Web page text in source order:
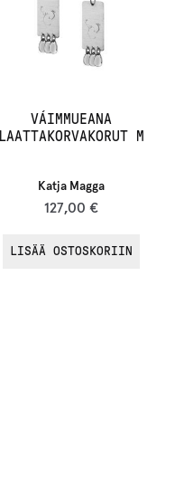
VÁIMMUEANA
LAATTAKORVAKORUT M
Katja Magga
127,00€
LISÄÄ OSTOSKORIIN